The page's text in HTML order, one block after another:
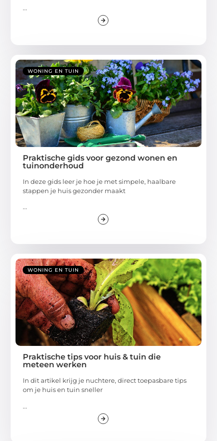
...
WONING EN TUIN
Praktische gids voor gezond wonen en
tuinonderhoud
In deze gids leer je hoe je met simpele, haalbare
stappen je huis gezonder maakt
...
WONING EN TUIN
Praktische tips voor huis & tuin die
meteen werken
In dit artikel krijg je nuchtere, direct toepasbare tips
om je huis en tuin sneller
...